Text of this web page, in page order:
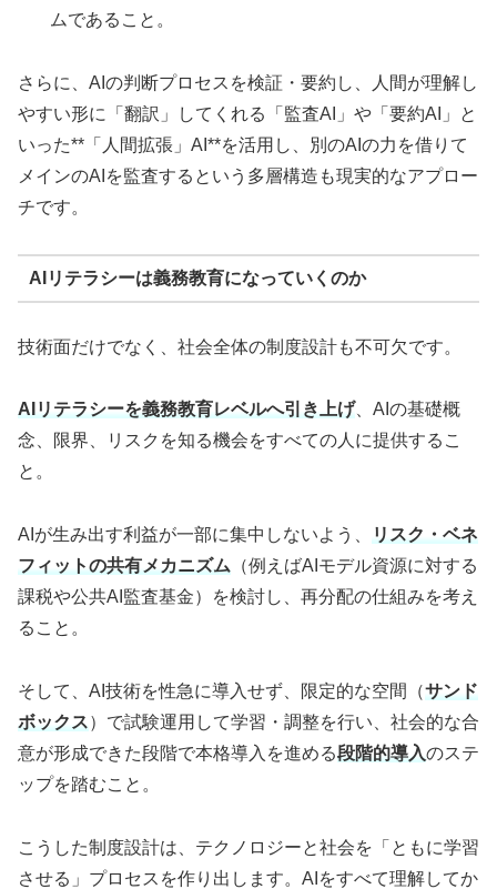
ムであること。
さらに、AIの判断プロセスを検証・要約し、人間が理解し
やすい形に「翻訳」してくれる「監査AI」や「要約AI」と
いった**「人間拡張」AI**を活用し、別のAIの力を借りて
メインのAIを監査するという多層構造も現実的なアプロー
チです。
AIリテラシーは義務教育になっていくのか
技術面だけでなく、社会全体の制度設計も不可欠です。
AIリテラシーを義務教育レベルへ引き上げ、AIの基礎概
念、限界、リスクを知る機会をすべての人に提供するこ
と。
AIが生み出す利益が一部に集中しないよう、
リスク・ベネ
フィットの共有メカニズム （例えばAIモデル資源に対する
課税や公共AI監査基金）を検討し、再分配の仕組みを考え
ること。
そして、AI技術を性急に導入せず、限定的な空間（サンド
ボックス）で試験運用して学習・調整を行い、社会的な合
意が形成できた段階で本格導入を進める段階的導入のステ
ップを踏むこと。
こうした制度設計は、テクノロジーと社会を「ともに学習
させる」プロセスを作り出します。AIをすべて理解してか